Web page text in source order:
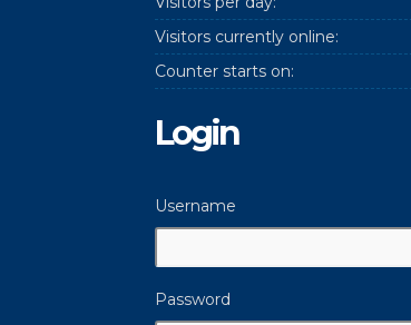
Visitors currently online:
Counter starts on:
Login
Username
Password